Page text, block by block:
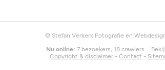
© Stefan Verkerk Fotografie en
Nu online: 7 bezoekers, 18 crawlers
Copyright & disclaimer - Contact -